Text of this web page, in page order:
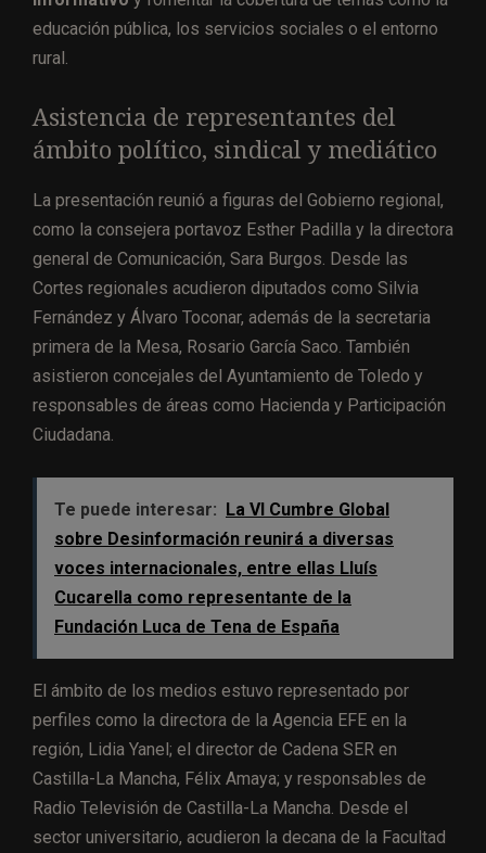
educación pública, los servicios sociales o el entorno
rural.
Asistencia de representantes del
ámbito político, sindical y mediático
La presentación reunió a figuras del Gobierno regional,
como la consejera portavoz Esther Padilla y la directora
general de Comunicación, Sara Burgos. Desde las
Cortes regionales acudieron diputados como Silvia
Fernández y Álvaro Toconar, además de la secretaria
primera de la Mesa, Rosario García Saco. También
asistieron concejales del Ayuntamiento de Toledo y
responsables de áreas como Hacienda y Participación
Ciudadana.
Te puede interesar: La VI Cumbre Global
sobre Desinformación reunirá a diversas
voces internacionales, entre ellas Lluís
Cucarella como representante de la
Fundación Luca de Tena de España
El ámbito de los medios estuvo representado por
perfiles como la directora de la Agencia EFE en la
región, Lidia Yanel; el director de Cadena SER en
Castilla-La Mancha, Félix Amaya; y responsables de
Radio Televisión de Castilla-La Mancha. Desde el
sector universitario, acudieron la decana de la Facultad